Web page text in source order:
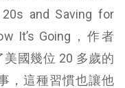
and Saving for
It’s Going，作者
國幾位 20 多歲的
，這種習慣也讓他